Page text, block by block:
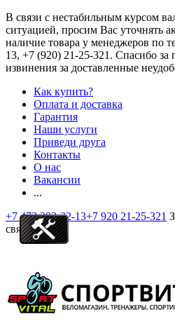
В связи с нестабильным курсом
ситуацией, просим Вас уточнять
наличие товара у менеджеров по
13, +7 (920) 21-25-321 . Спасибо за
извинения за доставленные
Как купить?
Оплата и доставка
Гарантия
Наши услуги
Приведи друга
Контакты
О нас
Вакансии
...
+7 473 292-32-13+7 920 21-25-321
связь